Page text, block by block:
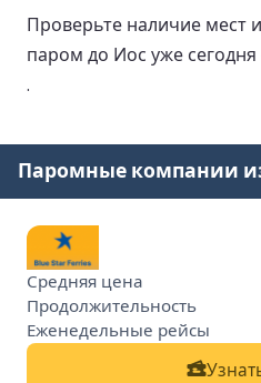
Проверьте наличие мест
паром до Иос уже
.
Паромные компании